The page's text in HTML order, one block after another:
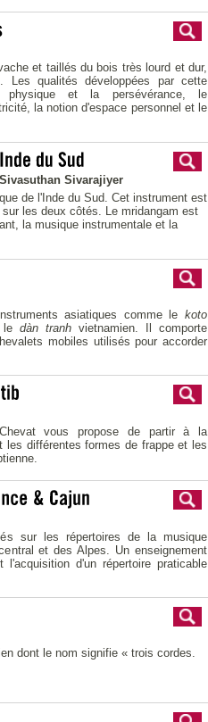
et taillés du bois très lourd et dur,
qualités développées par cette
physique et la persévérance, le
la notion d'espace personnel et le
Sivarajiyer
de l'Inde du Sud. Cet instrument est
les deux côtés. Le mridangam est
la musique instrumentale et la
asiatiques comme lekoto
ledàn tranh vietnamien. Il comporte
mobiles utilisés pour accorder
vous propose de partir à la
les différentes formes de frappe et les
sur les répertoires de la musique
et des Alpes. Un enseignement
d'un répertoire praticable
dont le nom signifie « trois cordes.